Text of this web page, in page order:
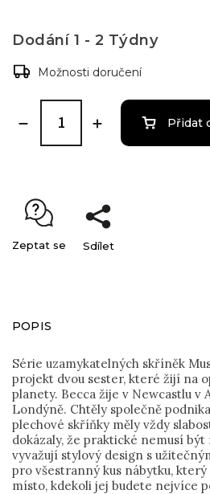
Dodání 1 - 2 Týdny
Možnosti doručení
Přidat
Zeptat se Sdílet
POPIS
Série uzamykatelných skříněk
projekt dvou sester, které žijí na
planety. Becca žije v Newcastlu v
Londýně. Chtěly společně
plechové skříňky měly vždy
dokázaly, že praktické nemusí být
vyvažují stylový design s
pro všestranný kus nábytku, který
místo, kdekoli jej budete nejvíce